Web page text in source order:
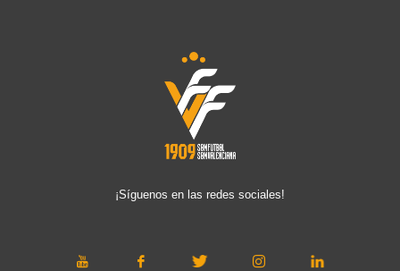
¡Síguenos en las redes sociales!